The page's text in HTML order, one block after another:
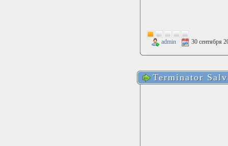
admin 30 сентября
Terminator